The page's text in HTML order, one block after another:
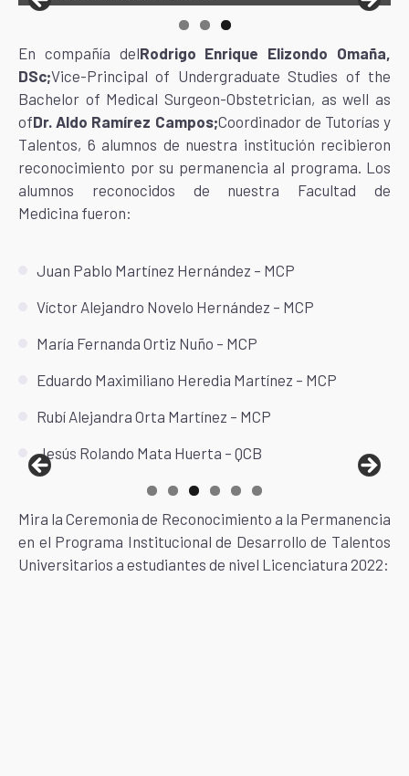
En compañía delRodrigo Enrique Elizondo Omaña,
DSc;Vice-Principal of Undergraduate Studies of the
Bachelor of Medical Surgeon-Obstetrician, as well as
ofDr. Aldo Ramírez Campos;Coordinador de Tutorías y
Talentos, 6 alumnos de nuestra institución recibieron
reconocimiento por su permanencia al programa. Los
alumnos reconocidos de nuestra Facultad de
Medicina fueron:
Juan Pablo Martínez Hernández – MCP
Víctor Alejandro Novelo Hernández – MCP
María Fernanda Ortiz Nuño – MCP
Eduardo Maximiliano Heredia Martínez – MCP
Rubí Alejandra Orta Martínez – MCP
Jesús Rolando Mata Huerta – QCB
Mira la Ceremonia de Reconocimiento a la Permanencia
en el Programa Institucional de Desarrollo de Talentos
Universitarios a estudiantes de nivel Licenciatura 2022: